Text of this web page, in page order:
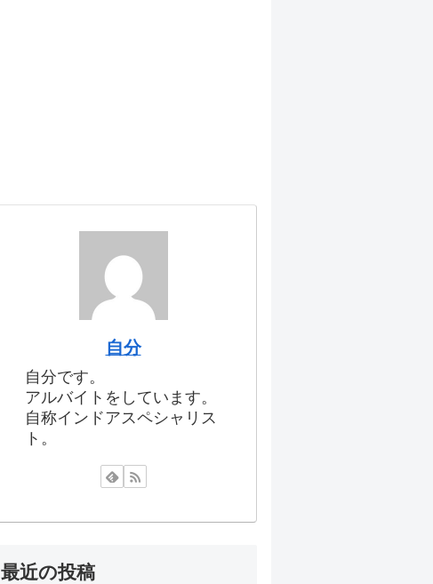
自分
自分です。
アルバイトをしています。
自称インドアスペシャリス
ト。
最近の投稿